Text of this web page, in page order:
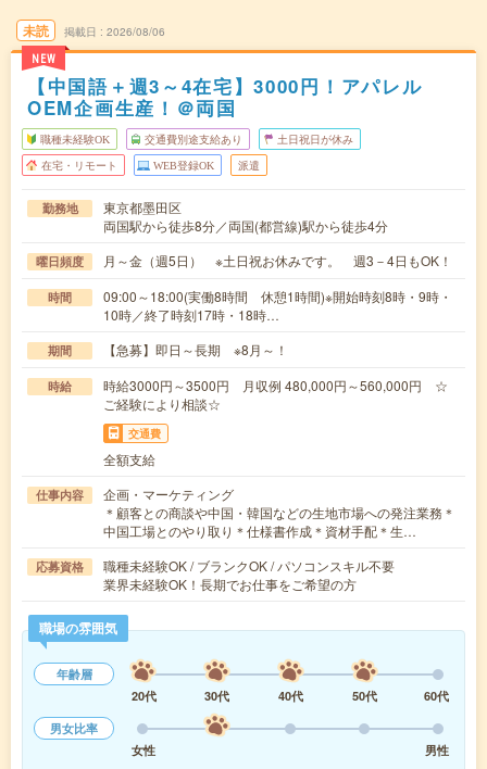
未読
NEW
掲載日 2026/08/06
【中国語＋週3～4在宅】3000円！アパレル
OEM企画生産！＠両国
職種未経験OK 交通費別途支給あり 土日祝日が休み
在宅・リモート WEB登録OK 派遣
勤務地
東京都墨田区
両国駅から徒歩8分／両国(都営線)駅から徒歩4分
曜日頻度 月～金（週5日） ※土日祝お休みです。 週3－4日もOK！
時間
09:00～18:00(実働8時間 休憩1時間)※開始時刻8時・9時・
10時／終了時刻17時・18時…
期間 【急募】即日～長期 ※8月～！
時給
時給3000円～3500円 月収例 480,000円～560,000円 ☆
ご経験により相談☆
交通費
全額支給
仕事内容
企画・マーケティング
＊顧客との商談や中国・韓国などの生地市場への発注業務＊
中国工場とのやり取り＊仕様書作成＊資材手配＊生…
応募資格
職種未経験OK / ブランクOK / パソコンスキル不要
業界未経験OK！長期でお仕事をご希望の方
職場の雰囲気
年齢層
20代
30代 40代 50代
60代
男女比率
女性
男性